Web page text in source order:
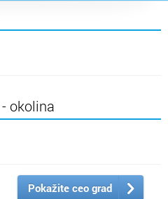
okolina
Pokažite ceo grad